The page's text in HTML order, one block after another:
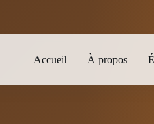
Accueil À propos